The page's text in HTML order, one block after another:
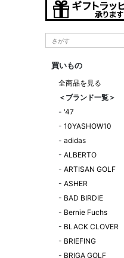
買いもの
全商品を見る
＜ブランド一覧＞
- '47
- 10YASHOW10
- adidas
- ALBERTO
- ARTISAN GOLF
- ASHER
- BAD BIRDIE
- Bernie Fuchs
- BLACK CLOVER
- BRIEFING
- BRIGA GOLF